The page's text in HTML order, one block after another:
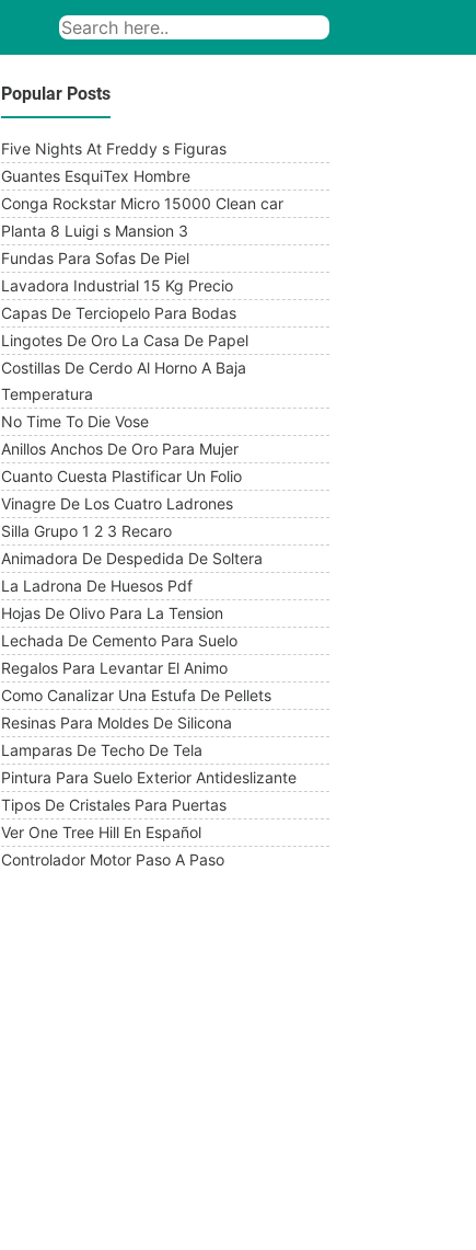
Popular Posts
Five Nights At Freddy s Figuras
Guantes EsquiTex Hombre
Conga Rockstar Micro 15000 Clean car
Planta 8 Luigi s Mansion 3
Fundas Para Sofas De Piel
Lavadora Industrial 15 Kg Precio
Capas De Terciopelo Para Bodas
Lingotes De Oro La Casa De Papel
Costillas De Cerdo Al Horno A Baja
Temperatura
No Time To Die Vose
Anillos Anchos De Oro Para Mujer
Cuanto Cuesta Plastificar Un Folio
Vinagre De Los Cuatro Ladrones
Silla Grupo 1 2 3 Recaro
Animadora De Despedida De Soltera
La Ladrona De Huesos Pdf
Hojas De Olivo Para La Tension
Lechada De Cemento Para Suelo
Regalos Para Levantar El Animo
Como Canalizar Una Estufa De Pellets
Resinas Para Moldes De Silicona
Lamparas De Techo De Tela
Pintura Para Suelo Exterior Antideslizante
Tipos De Cristales Para Puertas
Ver One Tree Hill En Español
Controlador Motor Paso A Paso